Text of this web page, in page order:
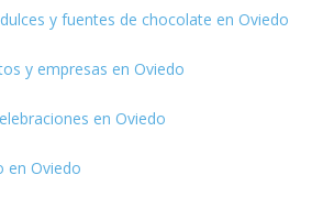
y fuentes de chocolate en Oviedo
y empresas en Oviedo
en Oviedo
en Oviedo